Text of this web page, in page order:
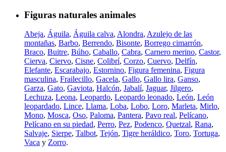
Figuras naturales animales
Abeja, Águila, Águila calva, Alondra, Azulejo de las
montañas, Barbo, Berrendo, Bisonte, Borrego cimarrón,
Braco, Buitre, Búho, Caballo, Cabra, Carnero merino, Castor,
Cierva, Ciervo, Cisne, Colibrí, Corzo, Cuervo, Delfín,
Elefante, Escarabajo, Estornino, Figura femenina, Figura
masculina, Frailecillo, Gacela, Gallo, Gallo lira, Ganso,
Garza, Gato, Gaviota, Halcón, Jabalí, Jaguar, Jilgero,
Lechuza, Leona, Leopardo, Leopardo leonado, León, León
leopardado, Lince, Llama, Loba, Lobo, Loro, Marleta, Mirlo,
Mono, Mosca, Oso, Paloma, Pantera, Pavo real, Pelícano,
Pelícano en su piedad, Perro, Pez, Podenco, Quetzal, Rana,
Salvaje, Sierpe, Talbot, Tejón, Tigre heráldico, Toro, Tortuga,
Vaca y Zorro.